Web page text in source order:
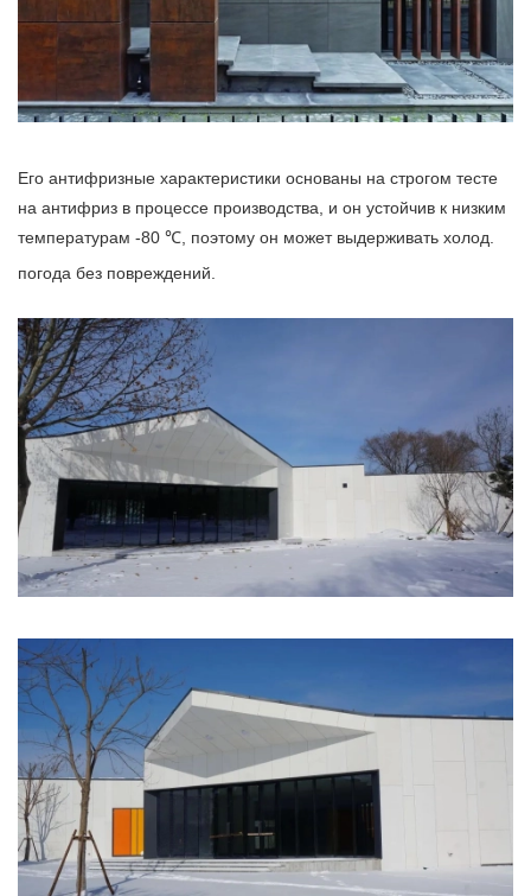
Его антифризные характеристики основаны на строгом тесте
на антифриз в процессе производства, и он устойчив к низким
температурам -80 ℃, поэтому он может выдерживать холод.
погода без повреждений.